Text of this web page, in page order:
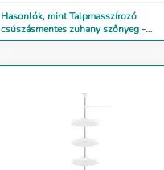
Hasonlók, mint Talpmasszírozó
csúszásmentes zuhany szőnyeg -
37x2 cm